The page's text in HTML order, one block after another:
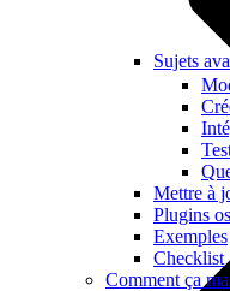
Sujets
Mettre à
Plugins
Exemples
Checklist
Comment ça